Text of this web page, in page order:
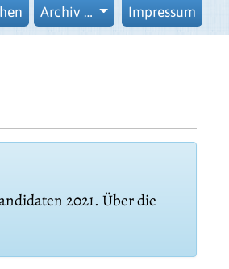
Archiv … Impressum
2021. Über die